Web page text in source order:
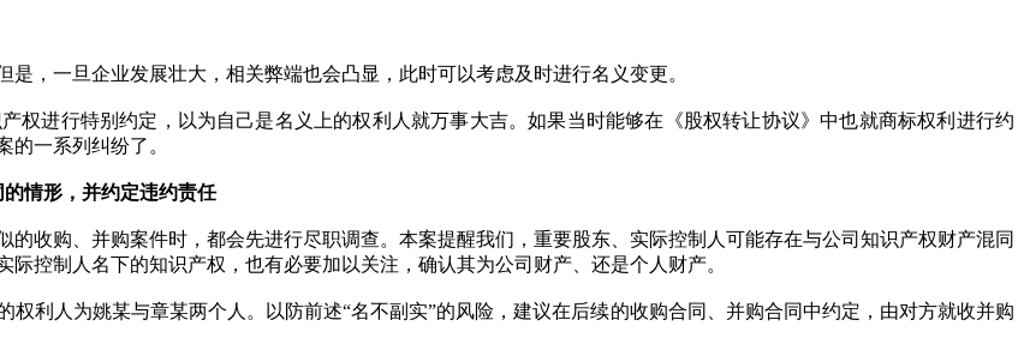
，一旦企业发展壮大，相关弊端也会凸显，此时可以考虑及时进行名义变更。
权进行特别约定，以为自己是名义上的权利人就万事大吉。如果当时能够在《股权转让协议》中也就商标权利进行约
一系列纠纷了。
情形，并约定违约责任
收购、并购案件时，都会先进行尽职调查。本案提醒我们，重要股东、实际控制人可能存在与公司知识产权财产混同
控制人名下的知识产权，也有必要加以关注，确认其为公司财产、还是个人财产。
利人为姚某与章某两个人。以防前述“名不副实”的风险，建议在后续的收购合同、并购合同中约定，由对方就收并购